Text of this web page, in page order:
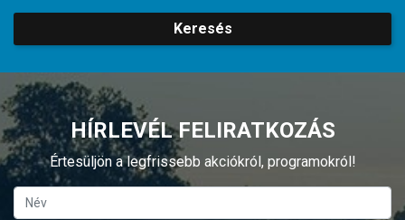
Keresés
HÍRLEVÉL FELIRATKOZÁS
Értesüljön a legfrissebb akciókról, programokról!